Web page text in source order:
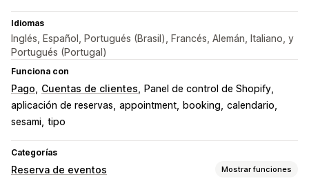
Idiomas
Inglés, Español, Portugués (Brasil), Francés, Alemán, Italiano, y
Portugués (Portugal)
Funciona con
Pago Cuentas de clientes
Panel de control de Shopify
aplicación de reservas appointment booking calendario
sesami tipo
Categorías
Reserva de eventos Mostrar funciones